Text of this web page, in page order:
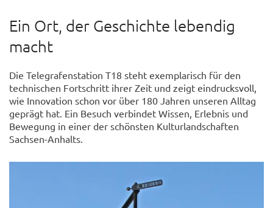
Ein Ort, der Geschichte lebendig
macht
Die Telegrafenstation T18 steht exemplarisch für den
technischen Fortschritt ihrer Zeit und zeigt eindrucksvoll,
wie Innovation schon vor über 180 Jahren unseren Alltag
geprägt hat. Ein Besuch verbindet Wissen, Erlebnis und
Bewegung in einer der schönsten Kulturlandschaften
Sachsen-Anhalts.